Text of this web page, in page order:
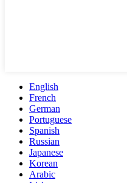
English
French
German
Portuguese
Spanish
Russian
Japanese
Korean
Arabic